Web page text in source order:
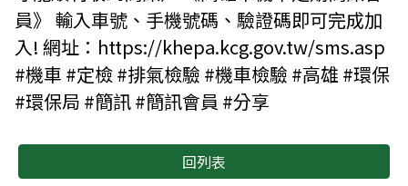
員》 輸入車號、手機號碼、驗證碼即可完成加
入! 網址：https://khepa.kcg.gov.tw/sms.asp
#機車 #定檢 #排氣檢驗 #機車檢驗 #高雄 #環保
#環保局 #簡訊 #簡訊會員 #分享
回列表